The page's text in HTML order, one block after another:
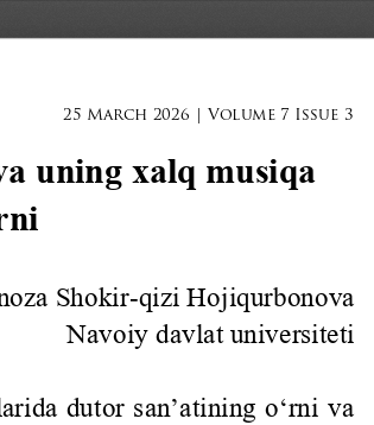
uning xalq musiqa
Shokir-qizi Hojiqurbonova
Navoiy davlat universiteti
dutor san’atining o‘rni va
25 March 2026 | Volume 7 Issue 3